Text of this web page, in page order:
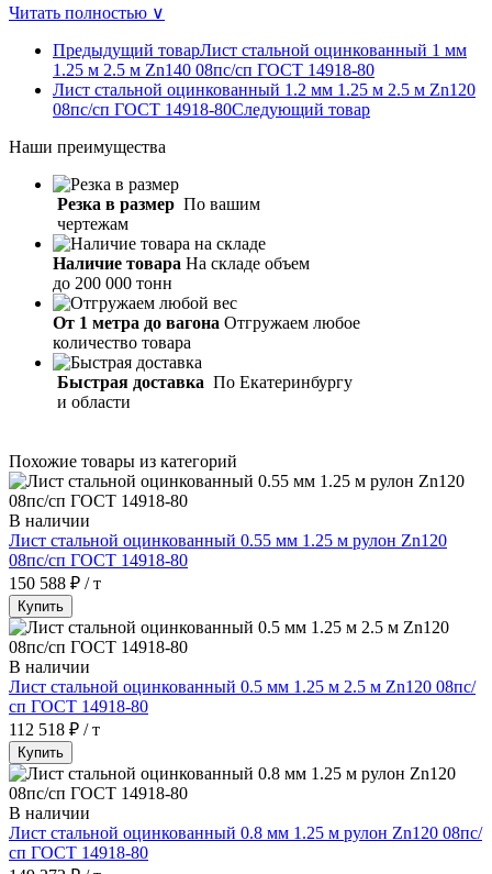
Читать полностью ∨
Предыдущий товарЛист стальной оцинкованный 1 мм
1.25 м 2.5 м Zn140 08пс/сп ГОСТ 14918-80
Лист стальной оцинкованный 1.2 мм 1.25 м 2.5 м Zn120
08пс/сп ГОСТ 14918-80Следующий товар
Наши преимущества
Резка в размер По вашим
чертежам
Наличие товара На складе объем
до 200 000 тонн
От 1 метра до вагона Отгружаем любое
количество товара
Быстрая доставка По Екатеринбургу
и области
Похожие товары из категорий
В наличии
Лист стальной оцинкованный 0.55 мм 1.25 м рулон Zn120
08пс/сп ГОСТ 14918-80
150 588 ₽ / т
Купить
В наличии
Лист стальной оцинкованный 0.5 мм 1.25 м 2.5 м Zn120 08пс/
сп ГОСТ 14918-80
112 518 ₽ / т
Купить
В наличии
Лист стальной оцинкованный 0.8 мм 1.25 м рулон Zn120 08пс/
сп ГОСТ 14918-80